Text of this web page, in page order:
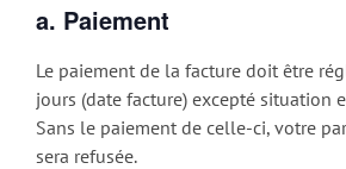
a. Paiement
Le paiement de la facture doit être
jours (date facture) excepté situation
Sans le paiement de celle-ci, votre
sera refusée.